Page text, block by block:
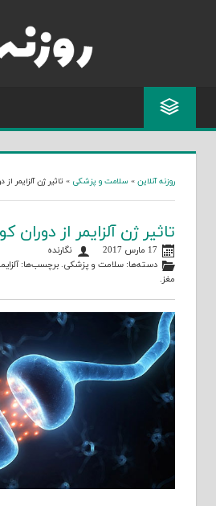
روزنه آنلاین » سلامت و پزشکی » تاثیر ژن آلزایمر
تاثیر ژن آلزایمر از دوران
17 مارس 2017
نگارنده
دسته‌ها:سلامت و پزشکی. برچسب‌ها:
مغز.